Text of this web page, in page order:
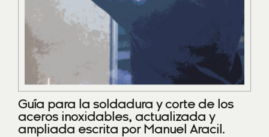
Guía para la soldadura y corte de los
aceros inoxidables, actualizada y
ampliada escrita por Manuel Aracil.